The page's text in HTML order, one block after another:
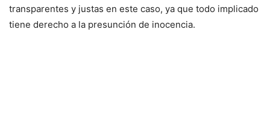
transparentes y justas en este caso, ya que todo implicado
tiene derecho a la presunción de inocencia.